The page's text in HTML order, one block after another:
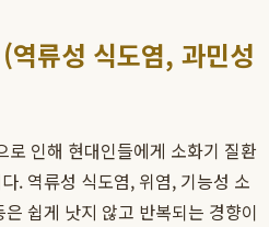
류성 식도염, 과민성
인해 현대인들에게 소화기 질환
. 역류성 식도염, 위염, 기능성 소
쉽게 낫지 않고 반복되는 경향이